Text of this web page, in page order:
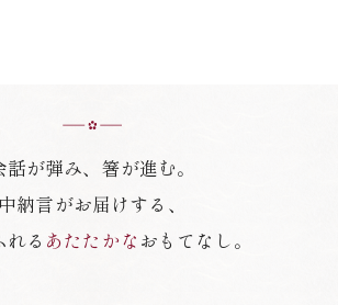
話が弾み、箸が進む。
中納言がお届けする、
る あたたかな おもてなし。